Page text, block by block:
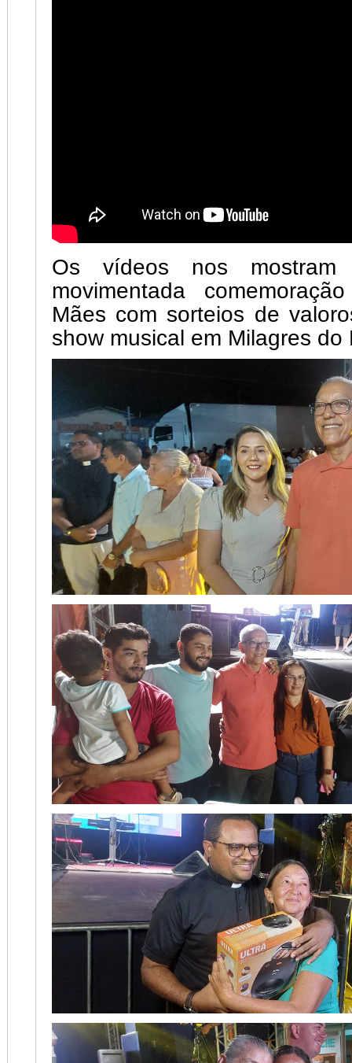
Os vídeos nos
movimentada
Mães com sorteios de
show musical em Milagres do